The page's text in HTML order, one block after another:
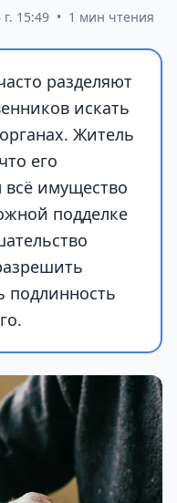
г. 15:49 • 1 мин чтения
разделяют
искать
Житель
его
имущество
подделке
подлинность